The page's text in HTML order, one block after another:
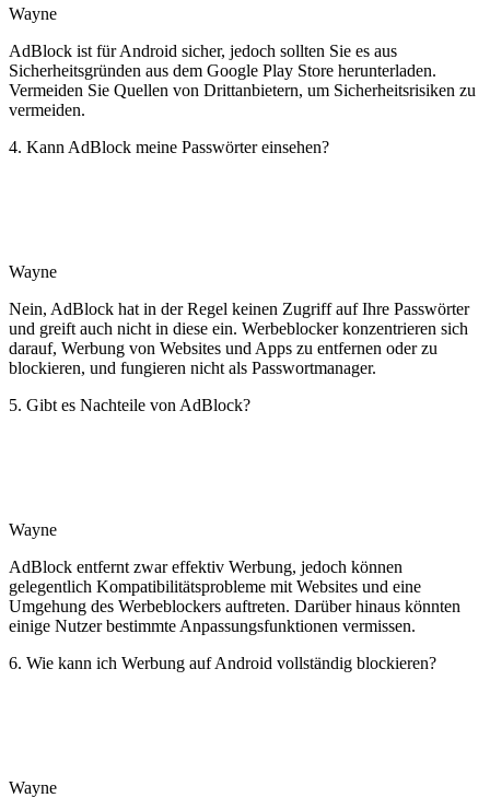
Wayne
AdBlock ist für Android sicher, jedoch sollten Sie es aus
Sicherheitsgründen aus dem Google Play Store herunterladen.
Vermeiden Sie Quellen von Drittanbietern, um Sicherheitsrisiken zu
vermeiden.
4. Kann AdBlock meine Passwörter einsehen?
Wayne
Nein, AdBlock hat in der Regel keinen Zugriff auf Ihre Passwörter
und greift auch nicht in diese ein. Werbeblocker konzentrieren sich
darauf, Werbung von Websites und Apps zu entfernen oder zu
blockieren, und fungieren nicht als Passwortmanager.
5. Gibt es Nachteile von AdBlock?
Wayne
AdBlock entfernt zwar effektiv Werbung, jedoch können
gelegentlich Kompatibilitätsprobleme mit Websites und eine
Umgehung des Werbeblockers auftreten. Darüber hinaus könnten
einige Nutzer bestimmte Anpassungsfunktionen vermissen.
6. Wie kann ich Werbung auf Android vollständig blockieren?
Wayne